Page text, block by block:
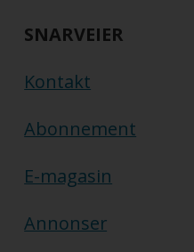
SNARVEIER
Kontakt
Abonnement
E-magasin
Annonser